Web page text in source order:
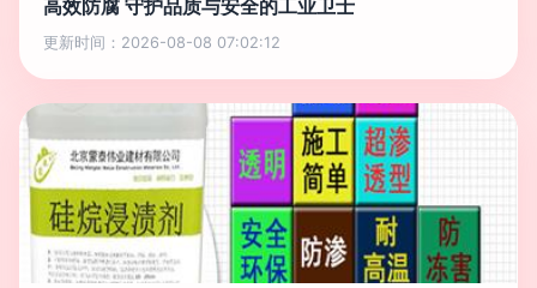
高效防腐 守护品质与安全的工业卫士
更新时间：2026-08-08 07:02:12